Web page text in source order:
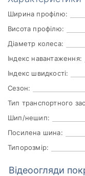
Ширина профілю:
Висота профілю:
Діаметр колеса:
Індекс навантаження:
Індекс швидкості:
Сезон:
Тип транспортного
Шип/нешип:
Посилена шина:
Типорозмір:
Відеоогляди